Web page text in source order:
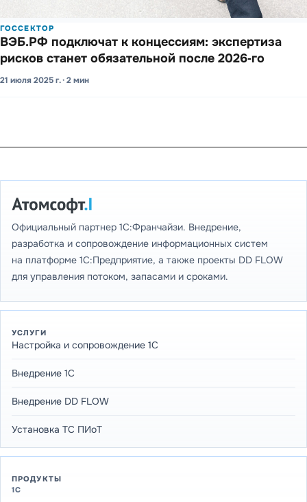
ГОССЕКТОР
ВЭБ.РФ подклю­чат к конце­ссиям: экспе­ртиза
рисков станет обяза­тельной после 2026‑го
21 июля 2025 г. · 2 мин
Официальный партнер 1С:Франчайзи. Внедрение,
разработка и сопровождение информационных систем
на платформе 1С:Предприятие, а также проекты DD FLOW
для управления потоком, запасами и сроками.
УСЛУГИ
Настройка и сопровождение 1С
Внедрение 1С
Внедрение DD FLOW
Установка ТС ПИоТ
ПРОДУКТЫ
1С